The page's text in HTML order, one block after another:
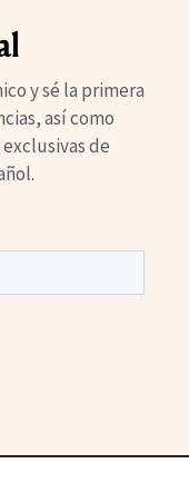
y sé la primera
así como
de